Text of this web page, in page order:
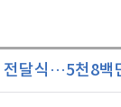
달식···5천8백